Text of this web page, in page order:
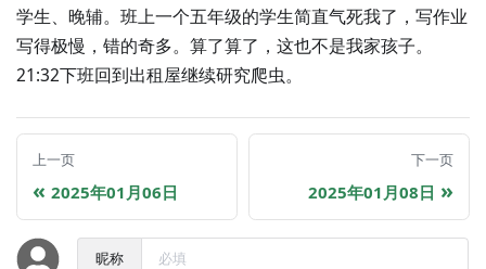
学生、晚辅。班上一个五年级的学生简直气死我了，写作业
写得极慢，错的奇多。算了算了，这也不是我家孩子。
21:32下班回到出租屋继续研究爬虫。
上一页
2025年01月06日
下一页
2025年01月08日
昵称